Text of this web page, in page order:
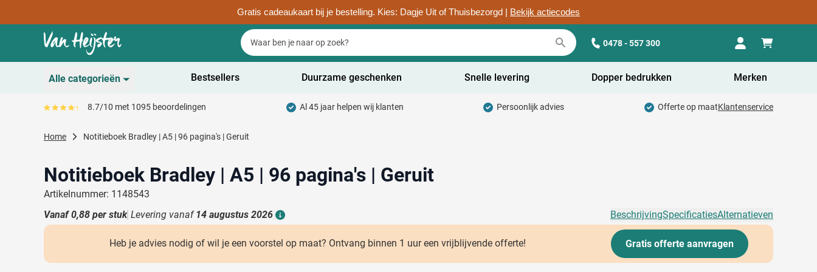
Gratis cadeaukaart bij je bestelling. Kies: Dagje Uit of Thuisbezorgd | Bekijk actiecodes
Ga naar de inhoud Zoek
Zoek
0478 - 557 300
Alle categorieën
Duurzaam
Toon submenu voor Schrijfwaren categorie
Toon submenu voor Drinkwaren categorie
Kantoorartikelen
Toon submenu voor Gadgets & Weggevers categorie
Tassen
Toon submenu voor Tassen categorie
Toon submenu voor Electronica categorie
Bestsellers Duurzame geschenken Snelle levering Dopper bedrukken Merken
Gemiddeld reviewpercentage is 87
8.7/10 met 1095 beoordelingen Al 45 jaar helpen wij klanten Persoonlijk advies Offerte op maatKlantenservice
Home Notitieboek Bradley | A5 | 96 pagina's | Geruit
Notitieboek Bradley | A5 | 96 pagina's | Geruit
Artikelnummer: 1148543
Vanaf0,88 per stuk Levering vanaf 14 augustus 2026
Details
BeschrijvingSpecificatiesAlternatieven
Heb je advies nodig of wil je een voorstel op maat? Ontvang binnen 1 uur een vrijblijvende offerte! Gratis offerte aanvragen